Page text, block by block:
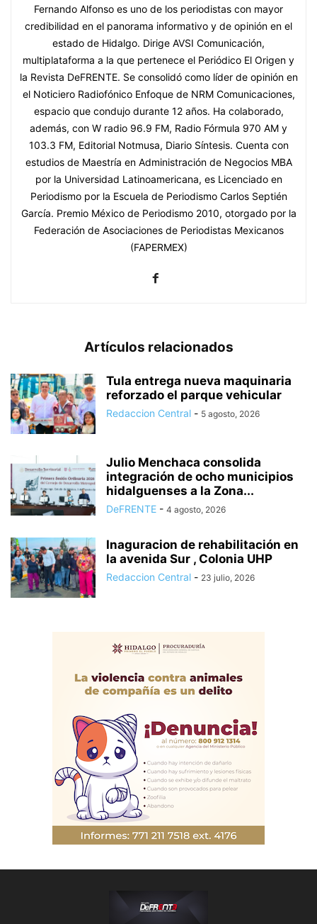
Fernando Alfonso es uno de los periodistas con mayor
credibilidad en el panorama informativo y de opinión en el
estado de Hidalgo. Dirige AVSI Comunicación,
multiplataforma a la que pertenece el Periódico El Origen y
la Revista DeFRENTE. Se consolidó como líder de opinión en
el Noticiero Radiofónico Enfoque de NRM Comunicaciones,
espacio que condujo durante 12 años. Ha colaborado,
además, con W radio 96.9 FM, Radio Fórmula 970 AM y
103.3 FM, Editorial Notmusa, Diario Síntesis. Cuenta con
estudios de Maestría en Administración de Negocios MBA
por la Universidad Latinoamericana, es Licenciado en
Periodismo por la Escuela de Periodismo Carlos Septién
García. Premio México de Periodismo 2010, otorgado por la
Federación de Asociaciones de Periodistas Mexicanos
(FAPERMEX)
Artículos relacionados
Tula entrega nueva maquinaria
reforzado el parque vehicular
Redaccion Central - 5 agosto, 2026
Julio Menchaca consolida
integración de ocho municipios
hidalguenses a la Zona...
DeFRENTE - 4 agosto, 2026
Inaguracion de rehabilitación en
la avenida Sur , Colonia UHP
Redaccion Central - 23 julio, 2026